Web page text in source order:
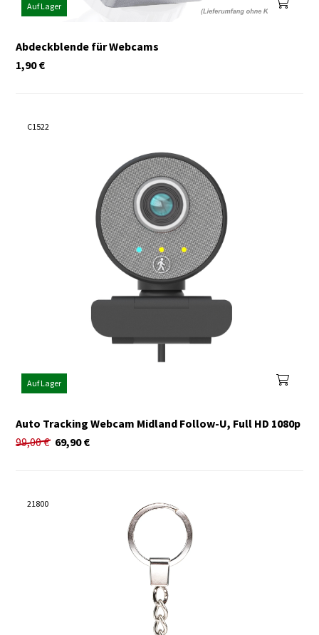
Auf Lager
Abdeckblende für Webcams
€
1,90
C1522
Auf Lager
Auto Tracking Webcam Midland Follow-U, Full HD 1080p
99,00€ €
69,90
21800